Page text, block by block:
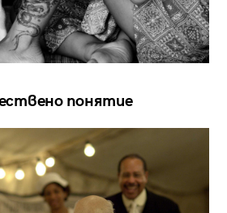
понятие